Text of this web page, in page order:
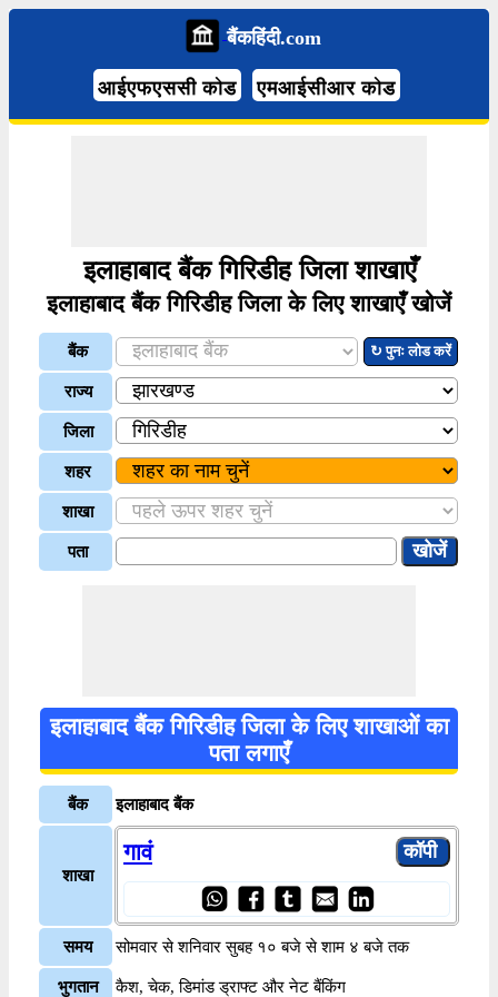
बैंकहिंदी.com
आईएफएससी कोड एमआईसीआर कोड
इलाहाबाद बैंक गिरिडीह जिला शाखाएँ
इलाहाबाद बैंक गिरिडीह जिला के लिए शाखाएँ खोजें
बैंक ↻ पुनः लोड करें
राज्य
जिला
शहर
शाखा
पता
इलाहाबाद बैंक गिरिडीह जिला के लिए शाखाओं का
पता लगाएँ
बैंक इलाहाबाद बैंक
शाखा
गावं
समय सोमवार से शनिवार सुबह १० बजे से शाम ४ बजे तक
भुगतान कैश, चेक, डिमांड ड्राफ्ट और नेट बैंकिंग